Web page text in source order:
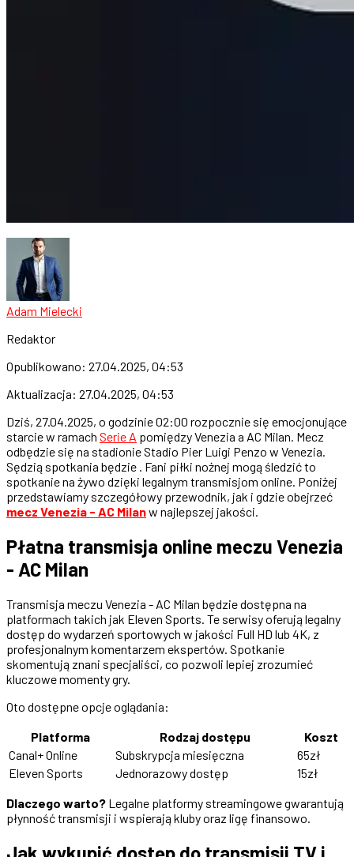
Adam Mielecki
Redaktor
Opublikowano: 27.04.2025, 04:53
Aktualizacja: 27.04.2025, 04:53
Dziś, 27.04.2025, o godzinie 02:00 rozpocznie się emocjonujące
starcie w ramach Serie A pomiędzy Venezia a AC Milan. Mecz
odbędzie się na stadionie Stadio Pier Luigi Penzo w Venezia.
Sędzią spotkania będzie . Fani piłki nożnej mogą śledzić to
spotkanie na żywo dzięki legalnym transmisjom online. Poniżej
przedstawiamy szczegółowy przewodnik, jak i gdzie obejrzeć
mecz Venezia - AC Milanw najlepszej jakości.
Płatna transmisja online meczu Venezia
- AC Milan
Transmisja meczu Venezia - AC Milan będzie dostępna na
platformach takich jak Eleven Sports. Te serwisy oferują legalny
dostęp do wydarzeń sportowych w jakości Full HD lub 4K, z
profesjonalnym komentarzem ekspertów. Spotkanie
skomentują znani specjaliści, co pozwoli lepiej zrozumieć
kluczowe momenty gry.
Oto dostępne opcje oglądania:
Platforma
Rodzaj dostępu
Koszt
Canal+ Online
Subskrypcja miesięczna
65zł
Eleven Sports
Jednorazowy dostęp
15zł
Dlaczego warto? Legalne platformy streamingowe gwarantują
płynność transmisji i wspierają kluby oraz ligę finansowo.
Jak wykupić dostęp do transmisji TV i